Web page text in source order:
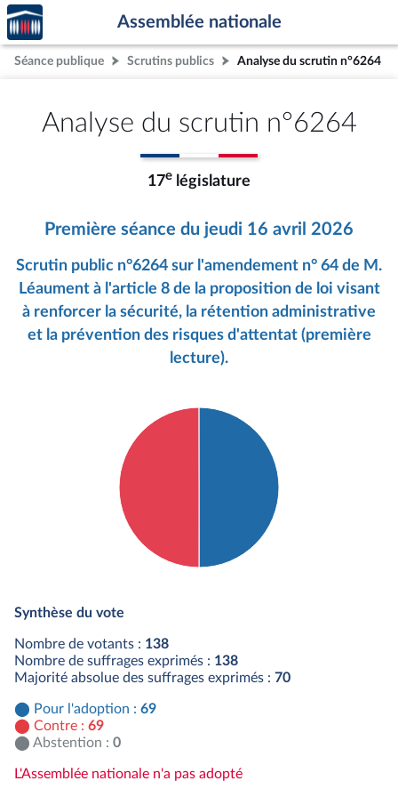
Aller au contenu
Aller en bas de la page
Accèder
à la
page
d'accueil
Assemblée nationale
Séance publique Scrutins publics Analyse du scrutin n°6264
Analyse du scrutin n°6264
17e législature
Première séance du jeudi 16 avril 2026
Scrutin public n°6264 sur l'amendement n° 64 de M.
Léaument à l'article 8 de la proposition de loi visant
à renforcer la sécurité, la rétention administrative
et la prévention des risques d'attentat (première
lecture).
Synthèse du vote
Nombre de votants : 138
Nombre de suffrages exprimés : 138
Majorité absolue des suffrages exprimés : 70
Pour l'adoption : 69
Contre : 69
Abstention : 0
L'Assemblée nationale n'a pas adopté